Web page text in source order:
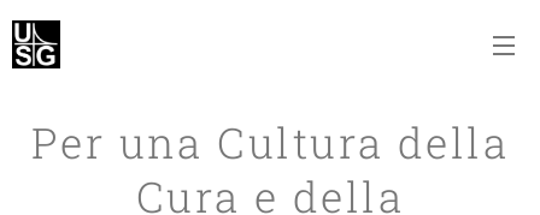
Per una Cultura della
Cura e della